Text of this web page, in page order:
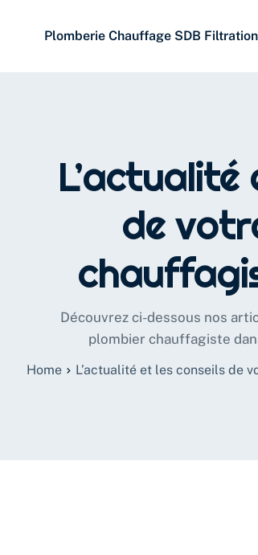
Plomberie Chauffage SDB Filtration
de
Découvrez ci-dessous nos
plombier chauffagiste
Home L’actualité et les conseils de